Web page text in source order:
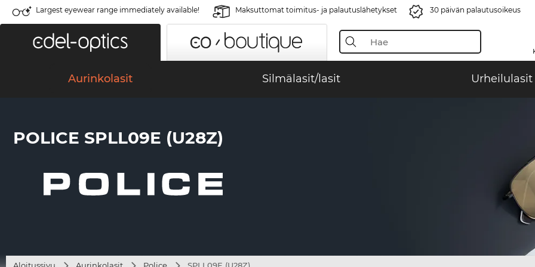
Largest eyewear range immediately available! Maksuttomat toimitus- ja palautuslähetykset 30 päivän palautusoikeus
Aurinkolasit Silmälasit/lasit Urheilulasit
POLICE SPLL09E (U28Z)